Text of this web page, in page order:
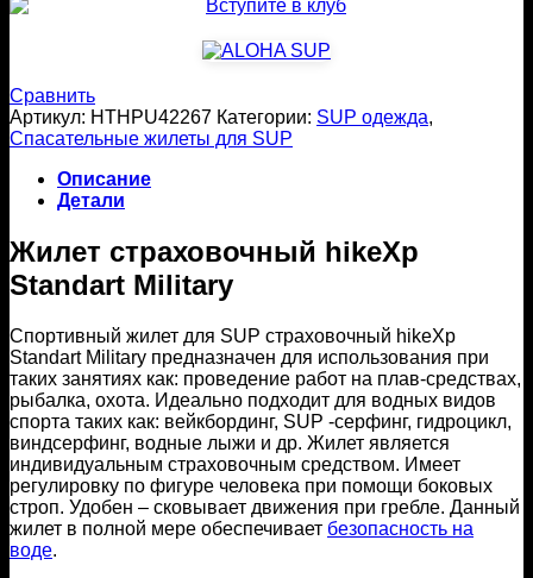
Сравнить
Артикул: HTHPU42267 Категории: SUP одежда,
Спасательные жилеты для SUP
Описание
Детали
Жилет страховочный hikeXp
Standart Military
Спортивный жилет для SUP страховочный hikeXp
Standart Military предназначен для использования при
таких занятиях как: проведение работ на плав-средствах,
рыбалка, охота. Идеально подходит для водных видов
спорта таких как: вейкбординг, SUP -серфинг, гидроцикл,
виндсерфинг, водные лыжи и др. Жилет является
индивидуальным страховочным средством. Имеет
регулировку по фигуре человека при помощи боковых
строп. Удобен – сковывает движения при гребле. Данный
жилет в полной мере обеспечивает безопасность на
воде.